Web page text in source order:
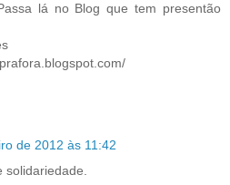
lá no Blog que tem presentão
de 2012 às 11:42
solidariedade.